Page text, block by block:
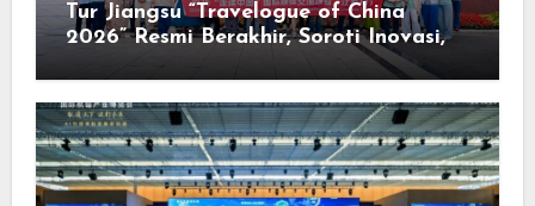
Tur Jiangsu “Travelogue of China
2026” Resmi Berakhir, Soroti Inovasi,
Keterbukaan, dan Pembangunan
Berorientasi pada Masyarakat